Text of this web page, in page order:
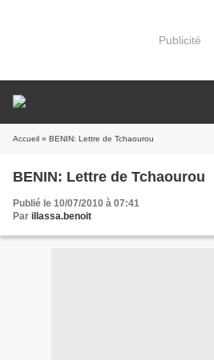
Publicité
Accueil » BENIN: Lettre de Tchaourou
BENIN: Lettre de Tchaourou
Publié le 10/07/2010 à 07:41
Par illassa.benoit